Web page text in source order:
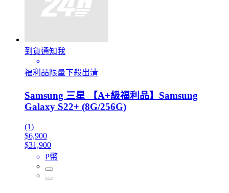
到貨通知我
福利品限量下殺出清
Samsung 三星 【A+級福利品】Samsung
Galaxy S22+ (8G/256G)
(1)
$6,900
$31,900
P幣